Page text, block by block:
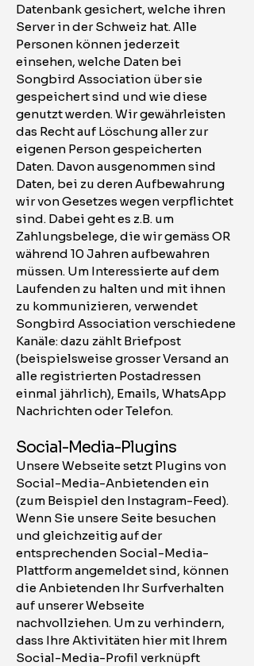
Datenbank gesichert, welche ihren
Server in der Schweiz hat. Alle
Personen können jederzeit
einsehen, welche Daten bei
Songbird Association über sie
gespeichert sind und wie diese
genutzt werden. Wir gewährleisten
das Recht auf Löschung aller zur
eigenen Person gespeicherten
Daten. Davon ausgenommen sind
Daten, bei zu deren Aufbewahrung
wir von Gesetzes wegen verpflichtet
sind. Dabei geht es z.B. um
Zahlungsbelege, die wir gemäss OR
während 10 Jahren aufbewahren
müssen. Um Interessierte auf dem
Laufenden zu halten und mit ihnen
zu kommunizieren, verwendet
Songbird Association verschiedene
Kanäle: dazu zählt Briefpost
(beispielsweise grosser Versand an
alle registrierten Postadressen
einmal jährlich), Emails, WhatsApp
Nachrichten oder Telefon.
Social-Media-Plugins
Unsere Webseite setzt Plugins von
Social-Media-Anbietenden ein
(zum Beispiel den Instagram-Feed).
Wenn Sie unsere Seite besuchen
und gleichzeitig auf der
entsprechenden Social-Media-
Plattform angemeldet sind, können
die Anbietenden Ihr Surfverhalten
auf unserer Webseite
nachvollziehen. Um zu verhindern,
dass Ihre Aktivitäten hier mit Ihrem
Social-Media-Profil verknüpft